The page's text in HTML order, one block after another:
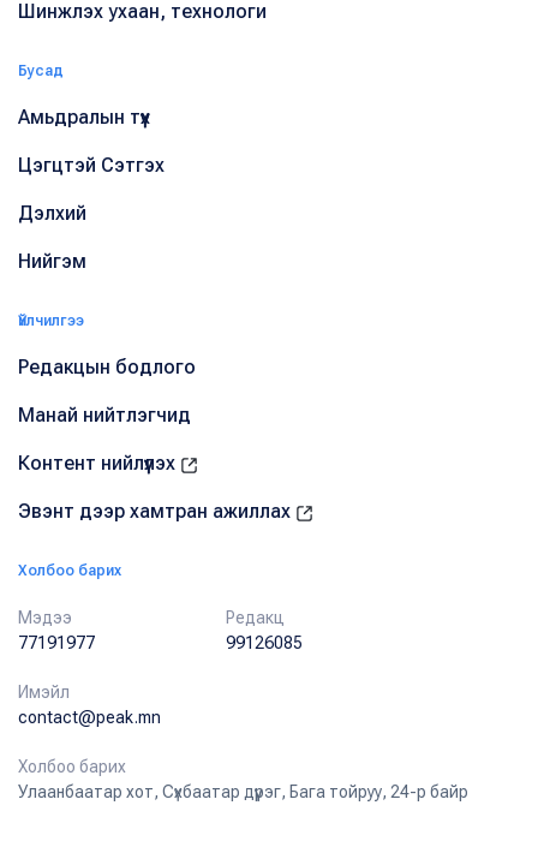
Шинжлэх ухаан, технологи
Бусад
Амьдралын түүх
Цэгцтэй Сэтгэх
Дэлхий
Нийгэм
Үйлчилгээ
Редакцын бодлого
Манай нийтлэгчид
Контент нийлүүлэх
Эвэнт дээр хамтран ажиллах
Холбоо барих
Мэдээ
77191977
Редакц
99126085
Имэйл
contact@peak.mn
Холбоо барих
Улаанбаатар хот, Сүхбаатар дүүрэг, Бага тойруу, 24-р байр